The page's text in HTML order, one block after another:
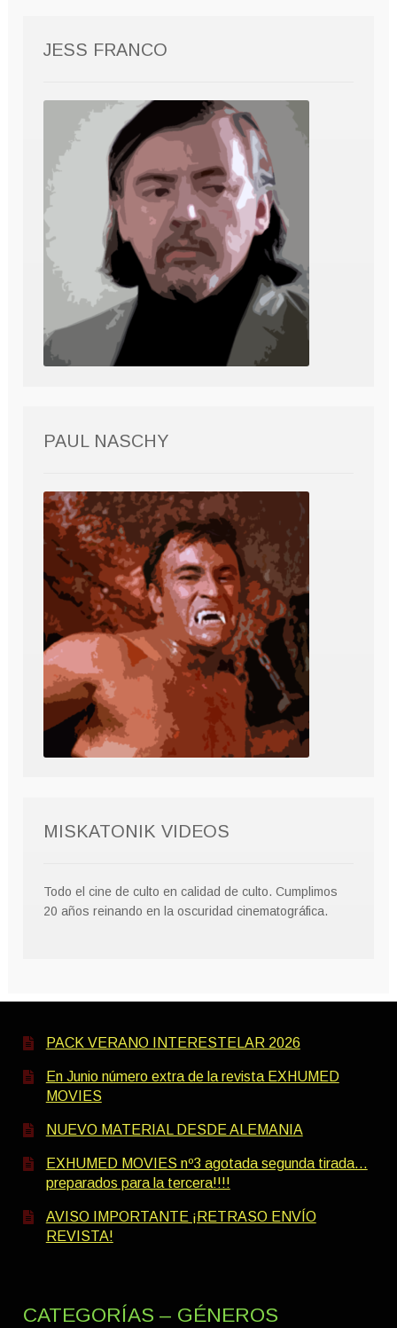
JESS FRANCO
PAUL NASCHY
MISKATONIK VIDEOS
Todo el cine de culto en calidad de culto. Cumplimos
20 años reinando en la oscuridad cinematográfica.
PACK VERANO INTERESTELAR 2026
En Junio número extra de la revista EXHUMED
MOVIES
NUEVO MATERIAL DESDE ALEMANIA
EXHUMED MOVIES nº3 agotada segunda tirada…
preparados para la tercera!!!!
AVISO IMPORTANTE ¡RETRASO ENVÍO
REVISTA!
CATEGORÍAS – GÉNEROS